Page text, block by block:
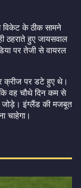
विकेट के ठीक सामने
ठहराते हुए जायसवाल
पर तेजी से वायरल
क्रीज पर डटे हुए थे।
वह चौथे दिन कम से
इंग्लैंड की मजबूत
चाहेगा।